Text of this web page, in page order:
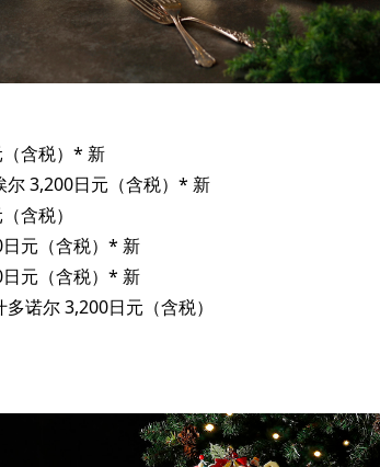
含税）* 新
3,200日元（含税）* 新
含税）
元（含税）* 新
元（含税）* 新
诺尔 3,200日元（含税）